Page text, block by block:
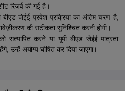
रिजर्व की गई है।
बीएड जेईई प्रवेश प्रक्रिया का अंतिम चरण है,
की सटीकता सुनिश्चित करनी होगी।
सत्यापित करने या यूपी बीएड जेईई पात्रता
उन्हें अयोग्य घोषित कर दिया जाएगा।